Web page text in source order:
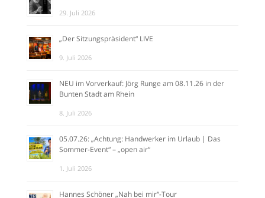
29. Juli 2026
„Der Sitzungspräsident“ LIVE
9. Juli 2026
NEU im Vorverkauf: Jörg Runge am 08.11.26 in der
Bunten Stadt am Rhein
8. Juli 2026
05.07.26: „Achtung: Handwerker im Urlaub | Das
Sommer-Event“ – „open air“
1. Juli 2026
Hannes Schöner „Nah bei mir“-Tour